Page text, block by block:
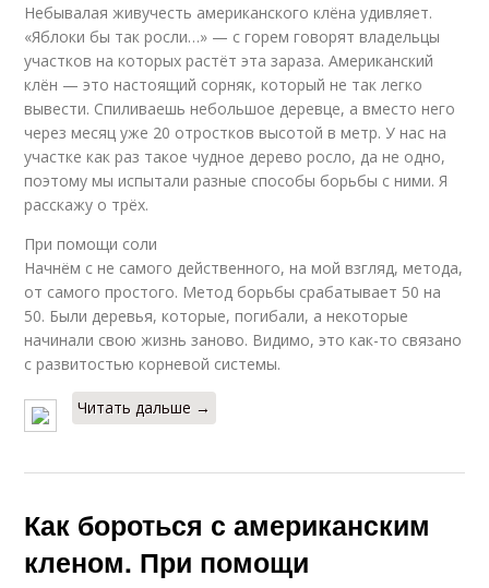
Небывалая живучесть американского клёна удивляет.
«Яблоки бы так росли…» — с горем говорят владельцы
участков на которых растёт эта зараза. Американский
клён — это настоящий сорняк, который не так легко
вывести. Спиливаешь небольшое деревце, а вместо него
через месяц уже 20 отростков высотой в метр. У нас на
участке как раз такое чудное дерево росло, да не одно,
поэтому мы испытали разные способы борьбы с ними. Я
расскажу о трёх.
При помощи соли
Начнём с не самого действенного, на мой взгляд, метода,
от самого простого. Метод борьбы срабатывает 50 на
50. Были деревья, которые, погибали, а некоторые
начинали свою жизнь заново. Видимо, это как-то связано
с развитостью корневой системы.
Читать дальше →
Как бороться с американским
кленом. При помощи